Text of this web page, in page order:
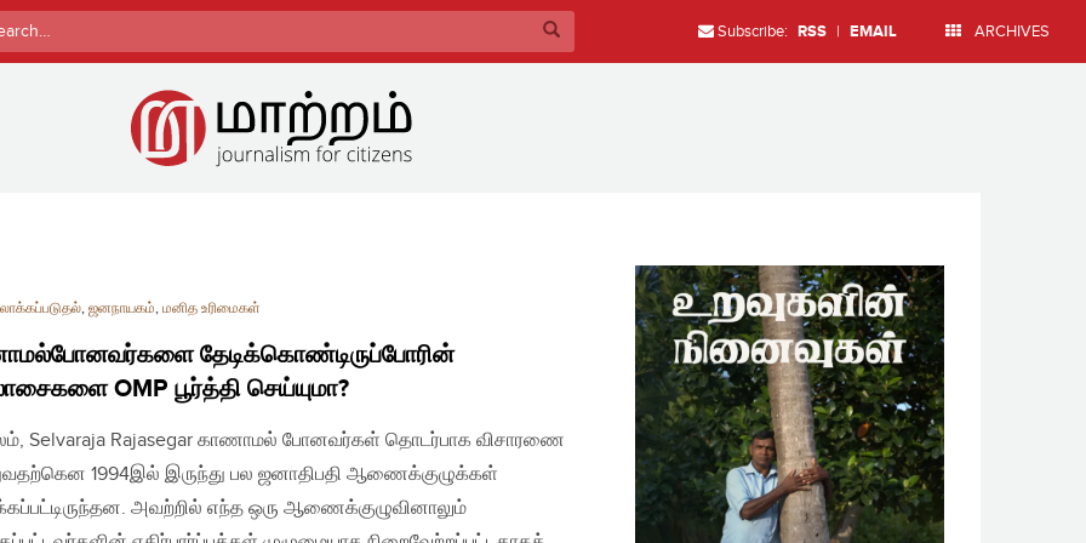
Subscribe: RSS | EMAIL ARCHIVES
, ஜனநாயகம், மனித உரிமைகள்
தேடிக்கொண்டிருப்போரின்
OMP பூர்த்தி செய்யுமா?
Selvaraja Rajasegar காணாமல் போனவர்கள் தொடர்பாக விசாரணை
1994இல் இருந்து பல ஜனாதிபதி ஆணைக்குழுக்கள்
அவற்றில் எந்த ஒரு ஆணைக்குழுவினாலும்